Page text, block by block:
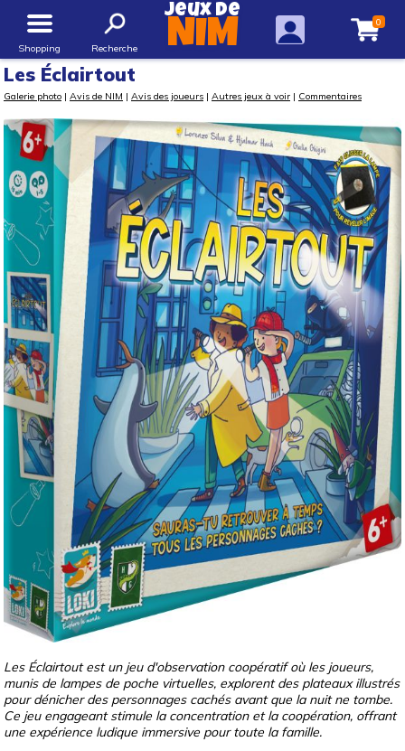
Shopping Recherche
Jeux de
NIM 0
Les Éclairtout
Galerie photo | Avis de NIM | Avis des joueurs | Autres jeux à voir | Commentaires
Les Éclairtout est un jeu d'observation coopératif où les joueurs,
munis de lampes de poche virtuelles, explorent des plateaux illustrés
pour dénicher des personnages cachés avant que la nuit ne tombe.
Ce jeu engageant stimule la concentration et la coopération, offrant
une expérience ludique immersive pour toute la famille.